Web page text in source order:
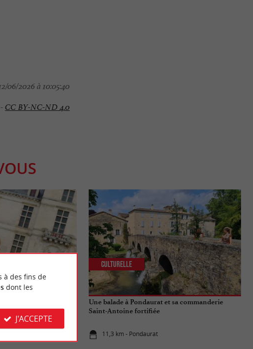
06/2026 à 10:05:40
CC BY-NC-ND 4.0
marché, son
Une balade à Pondaurat et sa commanderie
Saint-Antoine fortifiée
11,3 km - Pondaurat
Culturelle
à des fins de
dont les
J'ACCEPTE